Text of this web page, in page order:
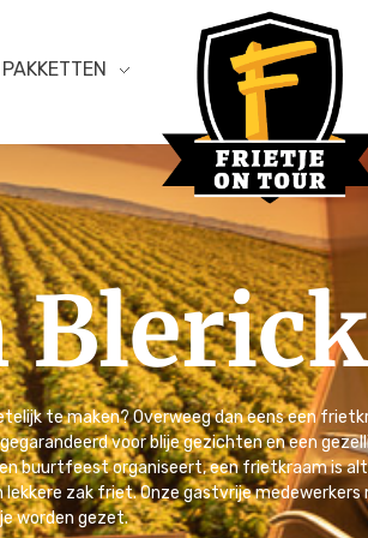
Frietje on Tour
PAKKETTEN
Blerick
te maken? Overweeg dan eens een
voor blije gezichten en een
buurtfeest organiseert, een frietkraam is
zak friet. Onze gastvrije medewerkers
worden gezet.